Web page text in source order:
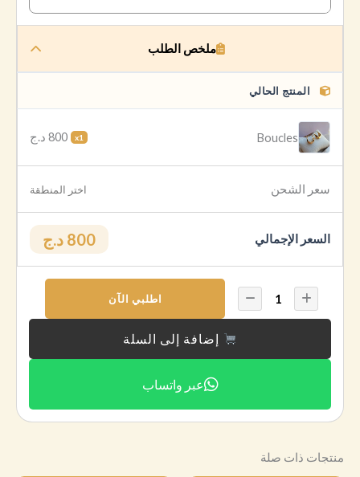
ملخص الطلب
المنتج الحالي
Boucles
x1 800 د.ج
سعر الشحن اختر المنطقة
السعر الإجمالي 800 د.ج
اطلبي الآن
إضافة إلى السلة
عبر واتساب
منتجات ذات صلة